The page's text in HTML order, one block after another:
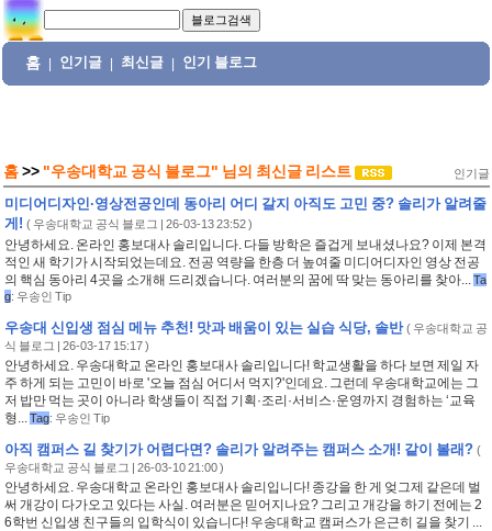
홈 인기글 최신글 인기 블로그
홈 >> "우송대학교 공식 블로그" 님의 최신글 리스트 인기글
미디어디자인·영상전공인데 동아리 어디 갈지 아직도 고민 중? 솔리가 알려줄
게! ( 우송대학교 공식 블로그 | 26-03-13 23:52 )
안녕하세요. 온라인 홍보대사 솔리입니다. 다들 방학은 즐겁게 보내셨나요? 이제 본격
적인 새 학기가 시작되었는데요. 전공 역량을 한층 더 높여줄 미디어디자인 영상 전공
의 핵심 동아리 4곳을 소개해 드리겠습니다. 여러분의 꿈에 딱 맞는 동아리를 찾아...Ta
g: 우송인 Tip
우송대 신입생 점심 메뉴 추천! 맛과 배움이 있는 실습 식당, 솔반 ( 우송대학교 공
식 블로그 | 26-03-17 15:17 )
안녕하세요. 우송대학교 온라인 홍보대사 솔리입니다! 학교생활을 하다 보면 제일 자
주 하게 되는 고민이 바로 '오늘 점심 어디서 먹지?'인데요. 그런데 우송대학교에는 그
저 밥만 먹는 곳이 아니라 학생들이 직접 기획·조리·서비스·운영까지 경험하는 ‘교육
형...Tag: 우송인 Tip
아직 캠퍼스 길 찾기가 어렵다면? 솔리가 알려주는 캠퍼스 소개! 같이 볼래? (
우송대학교 공식 블로그 | 26-03-10 21:00 )
안녕하세요. 우송대학교 온라인 홍보대사 솔리입니다! 종강을 한 게 엊그제 같은데 벌
써 개강이 다가오고 있다는 사실. 여러분은 믿어지나요? 그리고 개강을 하기 전에는 2
6학번 신입생 친구들의 입학식이 있습니다! 우송대학교 캠퍼스가 은근히 길을 찾기 ...